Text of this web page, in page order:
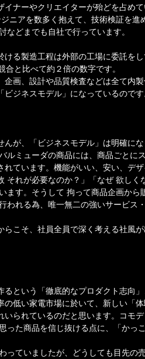
ナーやクリエイターが殆どを占めて
ニアを数多く抱えて、技術検証を進
どまでも自社で行っています。
る製造工程は外部の工場に委託を
と比べて約２倍の数字です。
画、設計や品質検査などは全て内
ジネスモデル」になっているのです
が、「ビジネスモデル」は明確に
ミューダの商品には、商品ごとに
ています。機能がいい、安い、デ
それが必要なのか？」「なぜ 欲しく
ます。そうして 拘って商品企画から
われる為、唯一無二の強いサービス
こそ、社員全員で深く考える社風が
という「徹底的なプロダクト志向
低い家電市場に於いて、新しい「
られているのだと思います。コモ
た商品を信じ抜ける点に、「かっ
ていましたが、どうしても目先の